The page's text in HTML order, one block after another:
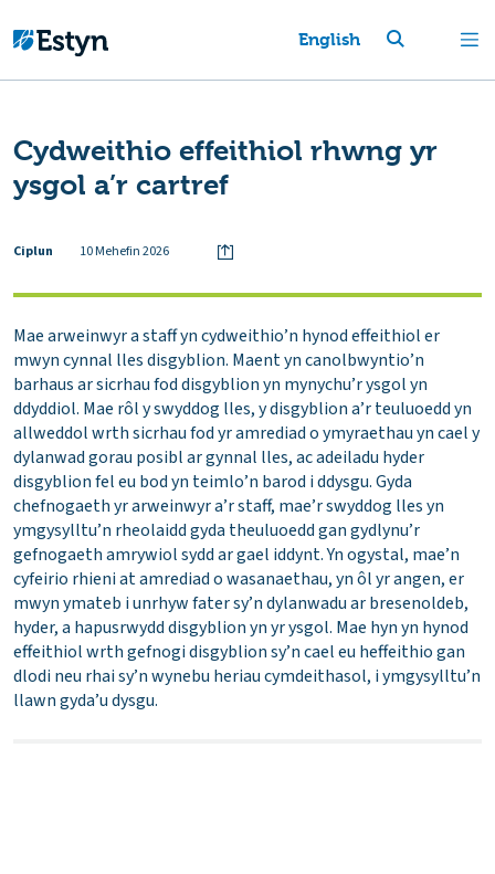
English
Cydweithio effeithiol rhwng yr
ysgol a’r cartref
Ciplun 10 Mehefin 2026
Mae arweinwyr a staff yn cydweithio’n hynod effeithiol er
mwyn cynnal lles disgyblion. Maent yn canolbwyntio’n
barhaus ar sicrhau fod disgyblion yn mynychu’r ysgol yn
ddyddiol. Mae rôl y swyddog lles, y disgyblion a’r teuluoedd yn
allweddol wrth sicrhau fod yr amrediad o ymyraethau yn cael y
dylanwad gorau posibl ar gynnal lles, ac adeiladu hyder
disgyblion fel eu bod yn teimlo’n barod i ddysgu. Gyda
chefnogaeth yr arweinwyr a’r staff, mae’r swyddog lles yn
ymgysylltu’n rheolaidd gyda theuluoedd gan gydlynu’r
gefnogaeth amrywiol sydd ar gael iddynt. Yn ogystal, mae’n
cyfeirio rhieni at amrediad o wasanaethau, yn ôl yr angen, er
mwyn ymateb i unrhyw fater sy’n dylanwadu ar bresenoldeb,
hyder, a hapusrwydd disgyblion yn yr ysgol. Mae hyn yn hynod
effeithiol wrth gefnogi disgyblion sy’n cael eu heffeithio gan
dlodi neu rhai sy’n wynebu heriau cymdeithasol, i ymgysylltu’n
llawn gyda’u dysgu.